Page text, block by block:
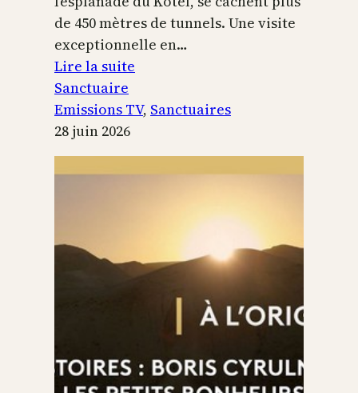
de 450 mètres de tunnels. Une visite
exceptionnelle en…
Lire la suite
Temple
Jérusalem
Sanctuaire
Emissions TV, Sanctuaires
28 juin 2026